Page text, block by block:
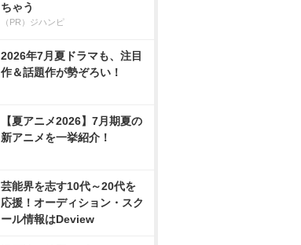
ちゃう
（PR）ジハンピ
2026年7月夏ドラマも、注目
作＆話題作が勢ぞろい！
【夏アニメ2026】7月期夏の
新アニメを一挙紹介！
芸能界を志す10代～20代を
応援！オーディション・スク
ール情報はDeview